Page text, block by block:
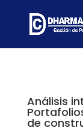
Análisis
de